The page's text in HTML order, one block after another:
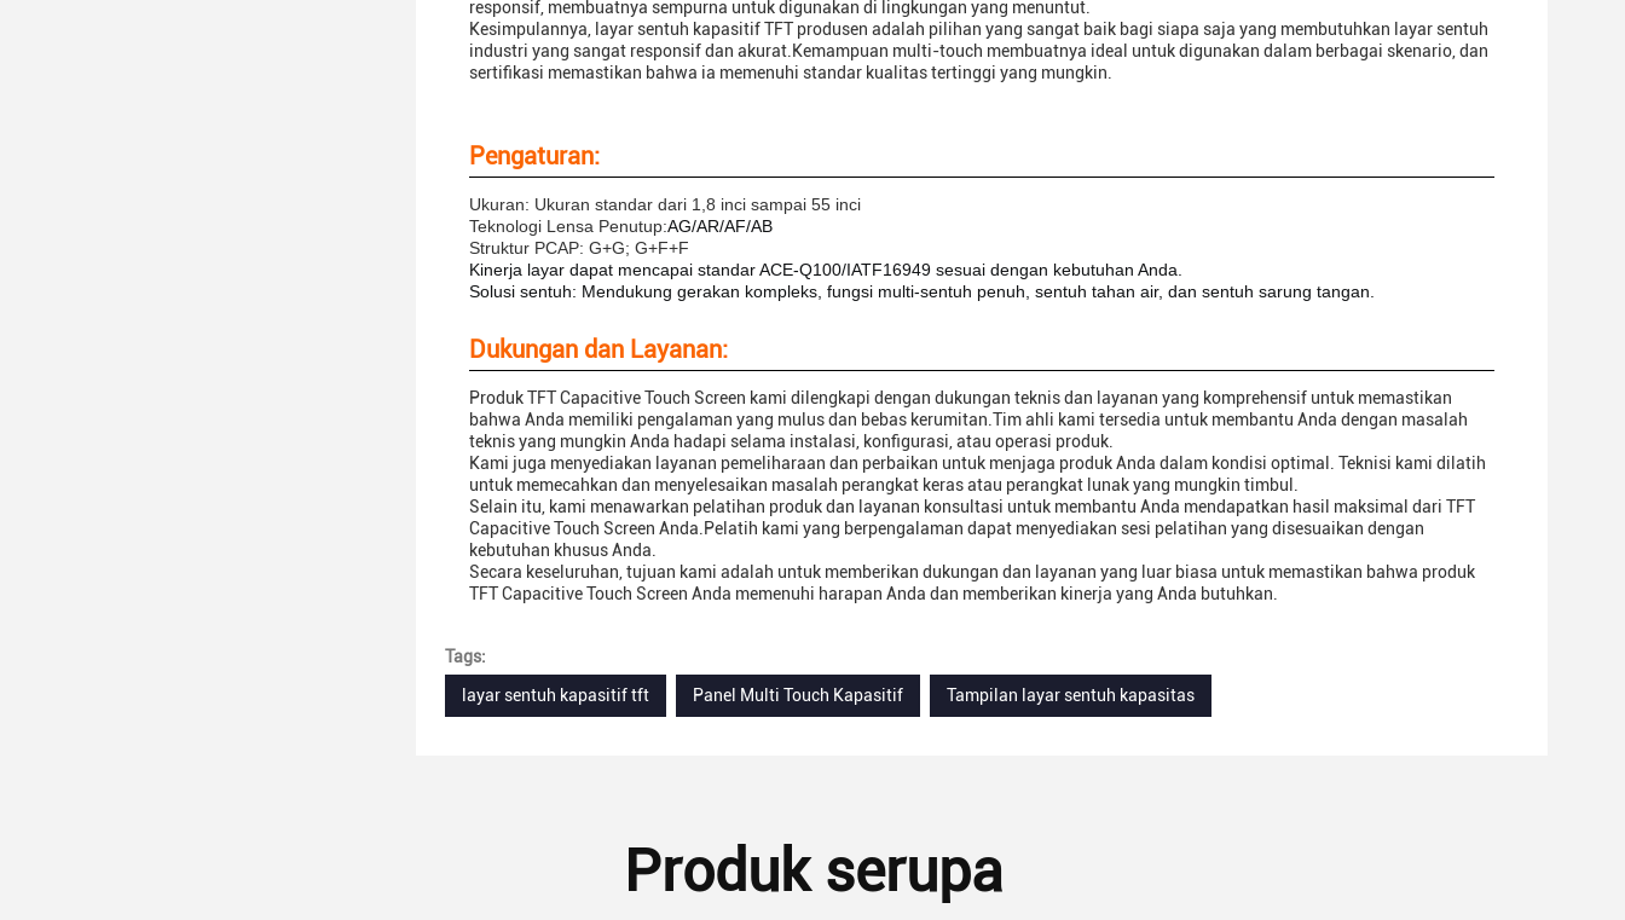
responsif, membuatnya sempurna untuk digunakan di lingkungan yang menuntut.
Kesimpulannya, layar sentuh kapasitif TFT produsen adalah pilihan yang sangat baik bagi siapa saja yang membutuhkan layar sentuh
industri yang sangat responsif dan akurat.Kemampuan multi-touch membuatnya ideal untuk digunakan dalam berbagai skenario, dan
sertifikasi memastikan bahwa ia memenuhi standar kualitas tertinggi yang mungkin.
Pengaturan:
Ukuran: Ukuran standar dari 1,8 inci sampai 55 inci
Teknologi Lensa Penutup:AG/AR/AF/AB
Struktur PCAP: G+G; G+F+F
Kinerja layar dapat mencapai standar ACE-Q100/IATF16949 sesuai dengan kebutuhan Anda.
Solusi sentuh: Mendukung gerakan kompleks, fungsi multi-sentuh penuh, sentuh tahan air, dan sentuh sarung tangan.
Dukungan dan Layanan:
Produk TFT Capacitive Touch Screen kami dilengkapi dengan dukungan teknis dan layanan yang komprehensif untuk memastikan
bahwa Anda memiliki pengalaman yang mulus dan bebas kerumitan.Tim ahli kami tersedia untuk membantu Anda dengan masalah
teknis yang mungkin Anda hadapi selama instalasi, konfigurasi, atau operasi produk.
Kami juga menyediakan layanan pemeliharaan dan perbaikan untuk menjaga produk Anda dalam kondisi optimal. Teknisi kami dilatih
untuk memecahkan dan menyelesaikan masalah perangkat keras atau perangkat lunak yang mungkin timbul.
Selain itu, kami menawarkan pelatihan produk dan layanan konsultasi untuk membantu Anda mendapatkan hasil maksimal dari TFT
Capacitive Touch Screen Anda.Pelatih kami yang berpengalaman dapat menyediakan sesi pelatihan yang disesuaikan dengan
kebutuhan khusus Anda.
Secara keseluruhan, tujuan kami adalah untuk memberikan dukungan dan layanan yang luar biasa untuk memastikan bahwa produk
TFT Capacitive Touch Screen Anda memenuhi harapan Anda dan memberikan kinerja yang Anda butuhkan.
Tags:
layar sentuh kapasitif tft
Panel Multi Touch Kapasitif Tampilan layar sentuh kapasitas
Produk serupa